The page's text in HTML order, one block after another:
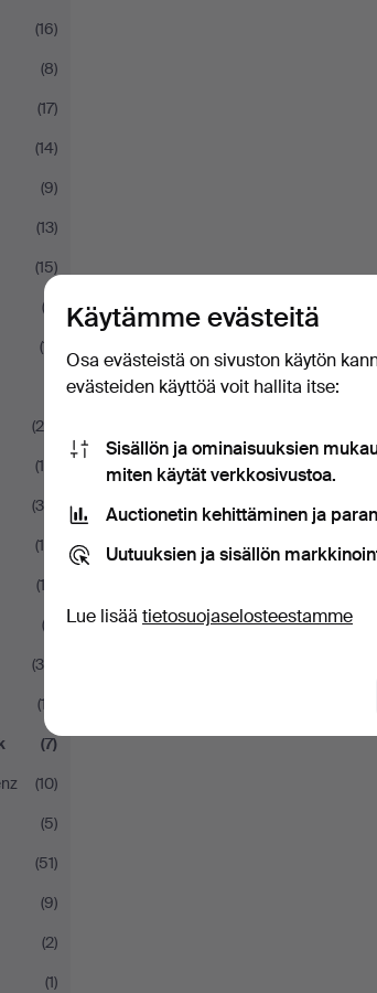
(16)
(8)
(17)
(14)
(9)
(13)
(15)
(2)
(11)
(28)
(16)
(36)
(14)
(13)
(2)
(38)
(17)
(7)
(10)
(5)
(51)
(9)
(2)
(1)
Käytämme evästeitä
Osa evästeistä on sivuston käytön
evästeiden käyttöä voit hallita itse:
Sisällön ja ominaisuuksien
miten käytät verkkosivustoa.
Auctionetin kehittäminen ja
Uutuuksien ja sisällön
Lue lisää tietosuojaselosteestamme